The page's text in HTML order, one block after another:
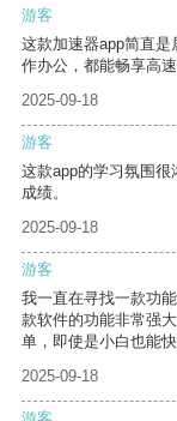
游客
这款加速器app简直
作办公，都能畅享高
2025-09-18
游客
这款app的学习氛围
成绩。
2025-09-18
游客
我一直在寻找一款功
款软件的功能非常强
单，即使是小白也能快
2025-09-18